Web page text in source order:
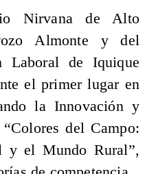
Nirvana de Alto
Almonte y del
Laboral de Iquique
el primer lugar en
la Innovación y
del Campo:
y el Mundo Rural”,